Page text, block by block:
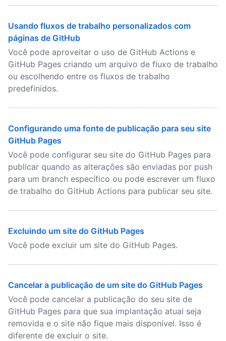
Usando fluxos de trabalho personalizados com
páginas de GitHub
Você pode aproveitar o uso de GitHub Actions e
GitHub Pages criando um arquivo de fluxo de trabalho
ou escolhendo entre os fluxos de trabalho
predefinidos.
Configurando uma fonte de publicação para seu site
GitHub Pages
Você pode configurar seu site do GitHub Pages para
publicar quando as alterações são enviadas por push
para um branch específico ou pode escrever um fluxo
de trabalho do GitHub Actions para publicar seu site.
Excluindo um site do GitHub Pages
Você pode excluir um site do GitHub Pages.
Cancelar a publicação de um site do GitHub Pages
Você pode cancelar a publicação do seu site de
GitHub Pages para que sua implantação atual seja
removida e o site não fique mais disponível. Isso é
diferente de excluir o site.